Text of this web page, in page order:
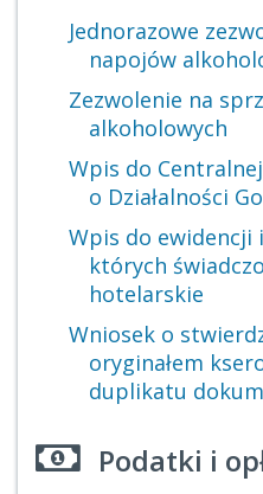
Jednorazowe
napojów
Zezwolenie na
alkoholowych
Wpis do
o Działalności
Wpis do
których
hotelarskie
Wniosek o
oryginałem
duplikatu
Podatki i